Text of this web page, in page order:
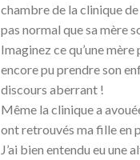
chambre de la clinique
pas normal que sa mère
Imaginez ce qu’une
encore pu prendre son
discours aberrant !
Même la clinique a
ont retrouvés ma fille en
J’ai bien entendu eu